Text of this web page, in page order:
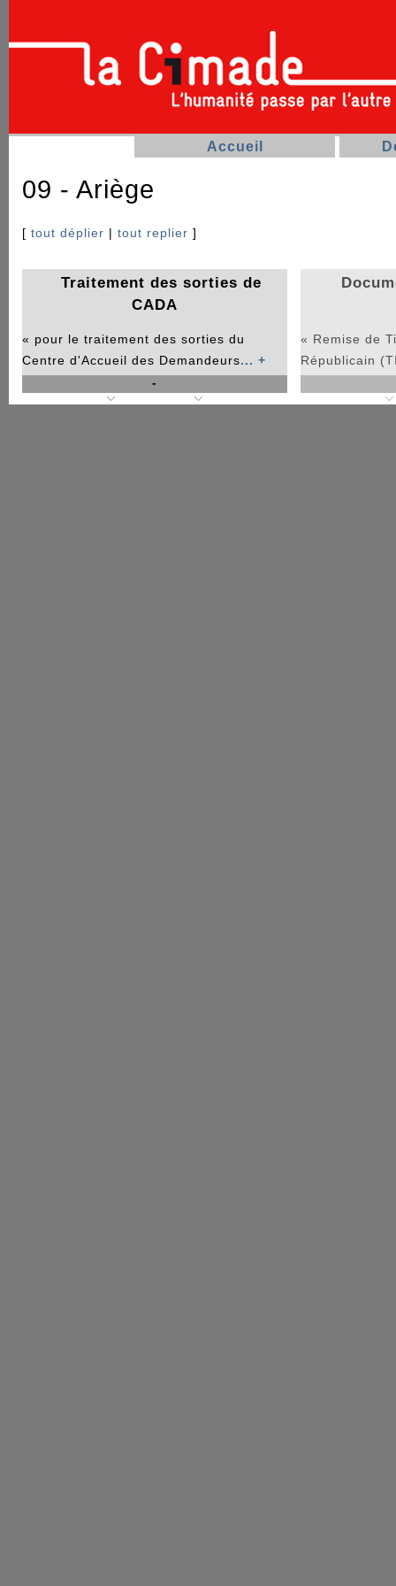
Accueil
09 - Ariège
[ tout déplier | tout replier ]
Traitement des sorties de
CADA
« pour le traitement des sorties du
Centre d'Accueil des Demandeurs... +
-
« Remise de
Républicain
La procédure